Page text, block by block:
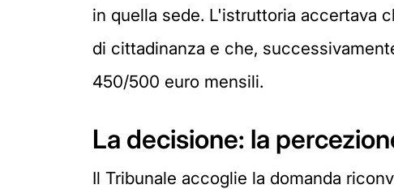
in quella sede. L'istruttoria accertava
di cittadinanza e che,
450/500 euro mensili.
La decisione: la
Il Tribunale accoglie la domanda